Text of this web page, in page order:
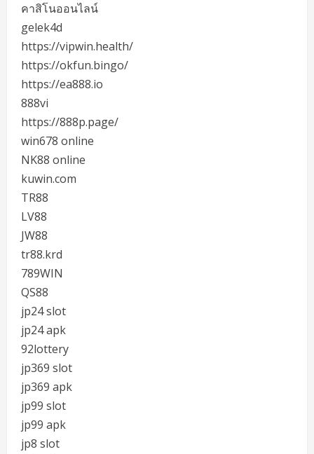
คาสิโนออนไลน์
gelek4d
https://vipwin.health/
https://okfun.bingo/
https://ea888.io
888vi
https://888p.page/
win678 online
NK88 online
kuwin.com
TR88
LV88
JW88
tr88.krd
789WIN
QS88
jp24 slot
jp24 apk
92lottery
jp369 slot
jp369 apk
jp99 slot
jp99 apk
jp8 slot